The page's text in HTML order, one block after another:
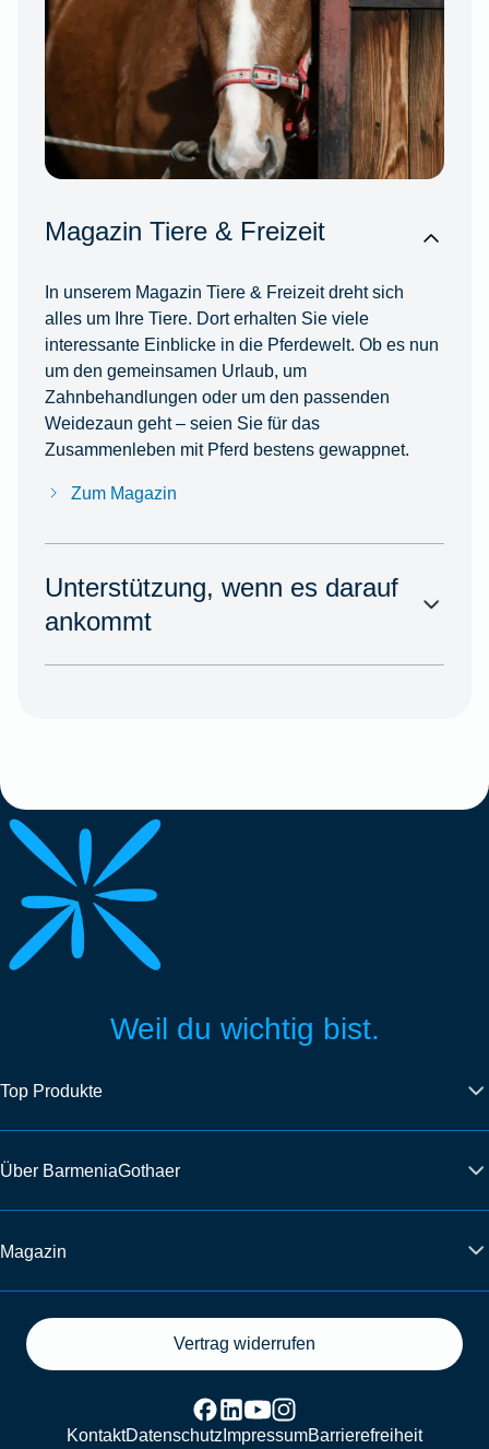
Magazin Tiere & Freizeit
In unserem Magazin Tiere & Freizeit dreht sich
alles um Ihre Tiere. Dort erhalten Sie viele
interessante Einblicke in die Pferdewelt. Ob es nun
um den gemeinsamen Urlaub, um
Zahnbehandlungen oder um den passenden
Weidezaun geht – seien Sie für das
Zusammenleben mit Pferd bestens gewappnet.
Zum Magazin
Unterstützung, wenn es darauf
ankommt
Weil du wichtig bist.
Top Produkte
Über BarmeniaGothaer
Magazin
Vertrag widerrufen
KontaktDatenschutz ImpressumBarrierefreiheit